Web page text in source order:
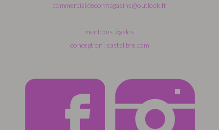
commercial.decormagasins@outlook.fr
mentions légales
conception : castalibre.com